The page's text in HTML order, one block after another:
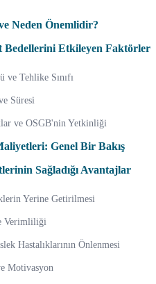
Neden Önemlidir?
Bedellerini Etkileyen Faktörler
ve Tehlike Sınıfı
Süresi
ve OSGB'nin Yetkinliği
Genel Bir Bakış
Sağladığı Avantajlar
Yerine Getirilmesi
Verimliliği
Hastalıklarının Önlenmesi
Motivasyon